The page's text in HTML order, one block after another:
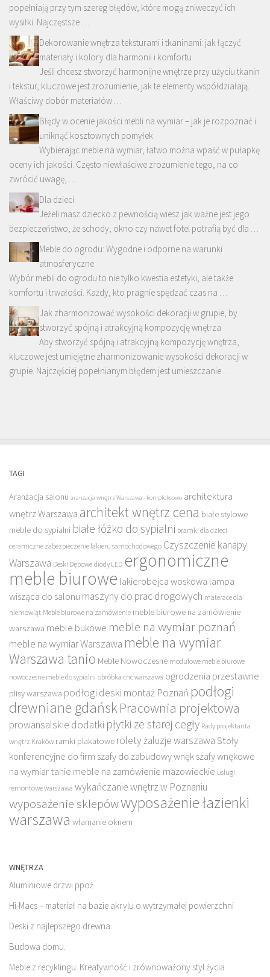
popełniają przy tym szereg błędów, które mogą zniweczyć ich
wysiłki. Najczęstsze …
Dekorowanie wnętrza teksturami i tkaninami: jak łączyć
materiały i kolory dla harmonii i komfortu
Jeśli chcesz stworzyć harmonijne wnętrze przy użyciu tkanin
i tekstur, kluczowe jest zrozumienie, jak te elementy współdziałają.
Właściwy dobór materiałów …
Błędy w ocenie jakości mebli na wymiar – jak je rozpoznać i
uniknąć kosztownych pomyłek
Wybierając meble na wymiar, łatwo można wpaść w pułapkę
oceny ich jakości. Często niewłaściwe zrozumienie tego, na co
zwrócić uwagę, …
Dla dzieci
Jeżeli masz dziecko z pewnością wiesz jak ważne jest jego
bezpieczeństwo, że schody, okno czy nawet fotel potrafią być dla …
Meble do ogrodu: Wygodne i odporne na warunki
atmosferyczne
Wybór mebli do ogrodu to nie tylko kwestia estetyki, ale także
komfortu i trwałości. Każdy, kto pragnie spędzać czas na …
Jak zharmonizować wysokości dekoracji w grupie, by
stworzyć spójną i atrakcyjną kompozycję wnętrza
Aby stworzyć spójną i atrakcyjną kompozycję wnętrza,
kluczowe jest umiejętne zharmonizowanie wysokości dekoracji w
grupie. Najczęściej popełnianym błędem jest umieszczanie …
TAGI
Aranżacja salonu aranżacja wnętrz Warszawa - kompleksowo architektura
wnętrz Warszawa architekt wnętrz cena białe stylowe
meble do sypialni białe łóżko do sypialni bramki dla dzieci
ceramiczne zabezpieczenie lakieru samochodowego Czyszczenie kanapy
Warszawa Deski Dębowe diody LED ergonomiczne
meble biurowe lakierobejca woskowa lampa
wisząca do salonu maszyny do prac drogowych materace dla
niemowląt Meble biurowe na zamówienie meble biurowe na zamówienie
warszawa meble bukowe meble na wymiar poznań
meble na wymiar Warszawa meble na wymiar
Warszawa tanio Meble Nowoczesne modułowe meble biurowe
nowoczesne meble do sypialni obróbka cnc warszawa ogrodzenia przestawne
plisy warszawa podłogi deski montaż Poznań podłogi
drewniane gdańskPracownia projektowa
prowansalskie dodatki płytki ze starej cegły Rady projektanta
wnętrz Kraków ramki plakatowe rolety żaluzje warszawa Stoły
konferencyjne do firm szafy do zabudowy wnęk szafy wnękowe
na wymiar tanie meble na zamówienie mazowieckie usługi
remontowe warszawa wykańczanie wnętrz w Poznaniu
wyposażenie sklepówwyposażenie łazienki
warszawa włamanie oknem
WNĘTRZA
Aluminiowe drzwi ppoż
Hi-Macs – materiał na bazie akrylu o wytrzymałej powierzchni
Deski z najlepszego drewna
Budowa domu.
Meble z recyklingu: Kreatywność i zrównoważony styl życia